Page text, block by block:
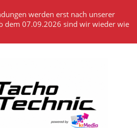
werden erst nach unserer
dem 07.09.2026 sind wir wieder wie